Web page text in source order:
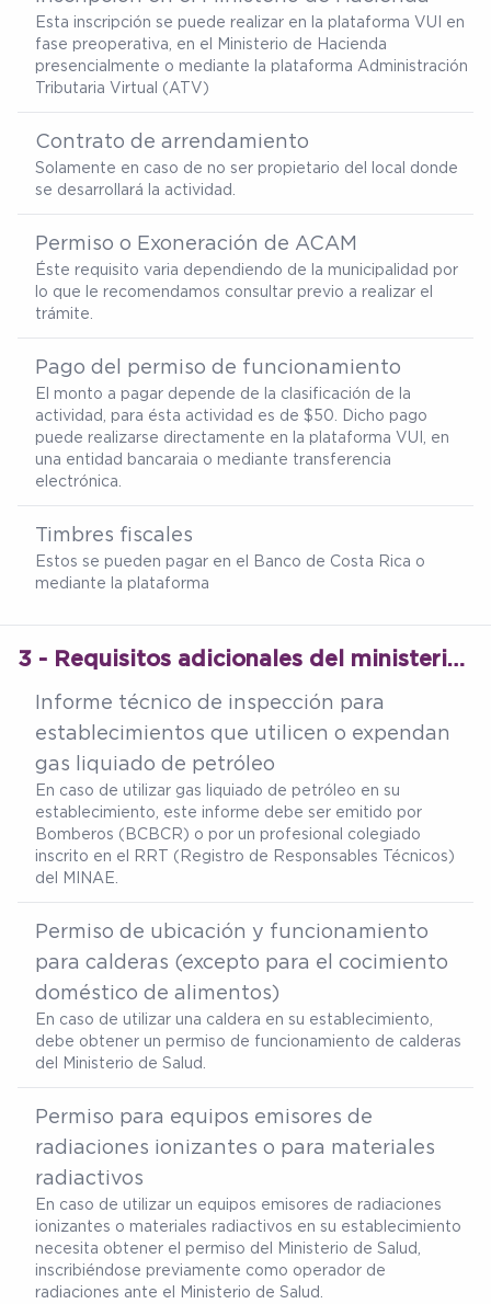
Esta inscripción se puede realizar en la plataforma VUI en
fase preoperativa, en el Ministerio de Hacienda
presencialmente o mediante la plataforma Administración
Tributaria Virtual (ATV)
Contrato de arrendamiento
Solamente en caso de no ser propietario del local donde
se desarrollará la actividad.
Permiso o Exoneración de ACAM
Éste requisito varia dependiendo de la municipalidad por
lo que le recomendamos consultar previo a realizar el
trámite.
Pago del permiso de funcionamiento
El monto a pagar depende de la clasificación de la
actividad, para ésta actividad es de $50. Dicho pago
puede realizarse directamente en la plataforma VUI, en
una entidad bancaraia o mediante transferencia
electrónica.
Timbres fiscales
Estos se pueden pagar en el Banco de Costa Rica o
mediante la plataforma
3 - Requisitos adicionales del ministerio de salud
Informe técnico de inspección para
establecimientos que utilicen o expendan
gas liquiado de petróleo
En caso de utilizar gas liquiado de petróleo en su
establecimiento, este informe debe ser emitido por
Bomberos (BCBCR) o por un profesional colegiado
inscrito en el RRT (Registro de Responsables Técnicos)
del MINAE.
Permiso de ubicación y funcionamiento
para calderas (excepto para el cocimiento
doméstico de alimentos)
En caso de utilizar una caldera en su establecimiento,
debe obtener un permiso de funcionamiento de calderas
del Ministerio de Salud.
Permiso para equipos emisores de
radiaciones ionizantes o para materiales
radiactivos
En caso de utilizar un equipos emisores de radiaciones
ionizantes o materiales radiactivos en su establecimiento
necesita obtener el permiso del Ministerio de Salud,
inscribiéndose previamente como operador de
radiaciones ante el Ministerio de Salud.